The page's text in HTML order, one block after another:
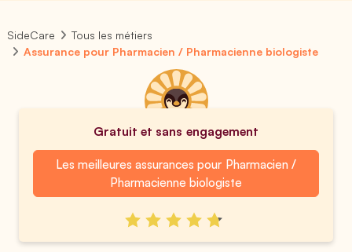
SideCare
Tous les métiers
Assurance pour Pharmacien / Pharmacienne biologiste
Gratuit et sans engagement
Les meilleures assurances pour Pharmacien /
Pharmacienne biologiste